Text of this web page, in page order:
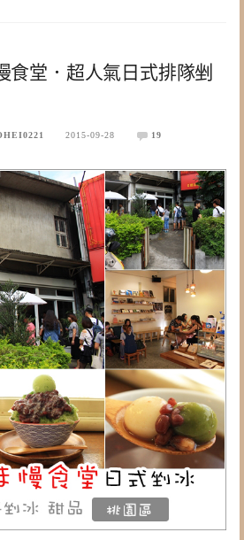
食堂．超人氣日式排隊剉
2015-09-28 19